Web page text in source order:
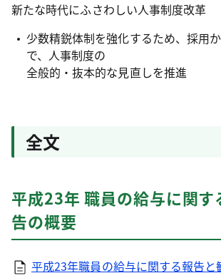
新たな時代にふさわしい人事制度改革
少数精鋭体制を強化するため、採用
で、人事制度の
全般的・抜本的な見直しを推進
全文
平成23年 職員の給与に関す
告の概要
平成23年職員の給与に関する報告と